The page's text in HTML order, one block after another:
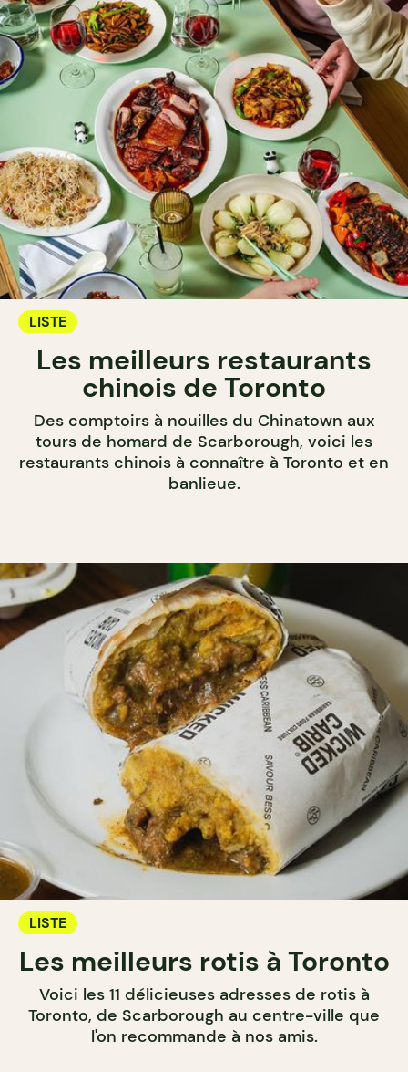
LISTE
Les meilleurs restaurants
chinois de Toronto
Des comptoirs à nouilles du Chinatown aux
tours de homard de Scarborough, voici les
restaurants chinois à connaître à Toronto et en
banlieue.
LISTE
Les meilleurs rotis à Toronto
Voici les 11 délicieuses adresses de rotis à
Toronto, de Scarborough au centre-ville que
l'on recommande à nos amis.